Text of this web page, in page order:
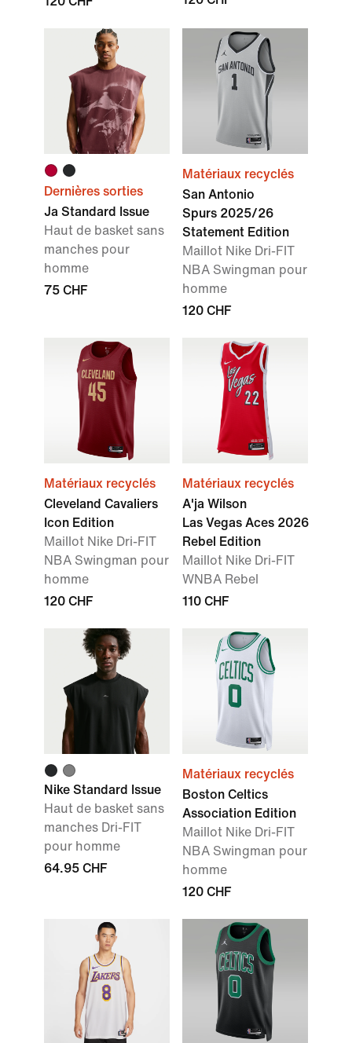
Dernières sorties
Ja Standard Issue
Haut de basket sans
manches pour
homme
75 CHF
Matériaux recyclés
San Antonio
Spurs 2025/26
Statement Edition
Maillot Nike Dri-FIT
NBA Swingman pour
homme
120 CHF
Matériaux recyclés
Cleveland Cavaliers
Icon Edition
Maillot Nike Dri-FIT
NBA Swingman pour
homme
120 CHF
Matériaux recyclés
A'ja Wilson
Las Vegas Aces 2026
Rebel Edition
Maillot Nike Dri-FIT
WNBA Rebel
110 CHF
Nike Standard Issue
Haut de basket sans
manches Dri-FIT
pour homme
64.95 CHF
Matériaux recyclés
Boston Celtics
Association Edition
Maillot Nike Dri-FIT
NBA Swingman pour
homme
120 CHF